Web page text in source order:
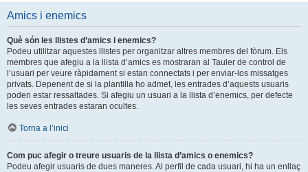
Amics i enemics
Què són les llistes d’amics i enemics?
Podeu utilitzar aquestes llistes per organitzar altres membres del fòrum. Els
membres que afegiu a la llista d’amics es mostraran al Tauler de control de
l’usuari per veure ràpidament si estan connectats i per enviar-los missatges
privats. Depenent de si la plantilla ho admet, les entrades d’aquests usuaris
poden estar ressaltades. Si afegiu un usuari a la llista d’enemics, per defecte
les seves entrades estaran ocultes.
Torna a l’inici
Com puc afegir o treure usuaris de la llista d’amics o enemics?
Podeu afegir usuaris de dues maneres. Al perfil de cada usuari, hi ha un enllaç